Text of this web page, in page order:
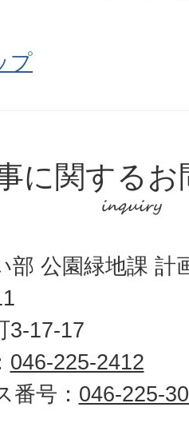
プ
に関するお
部 公園緑地課 計
3-17-17
046-225-2412
番号： 046-225-